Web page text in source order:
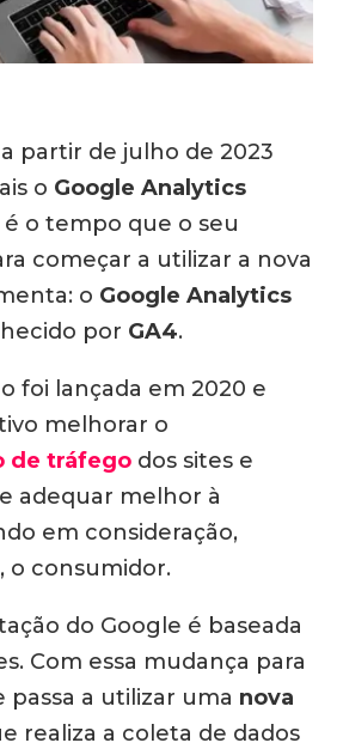
partir de julho de 2023
o Google Analytics
é o tempo que o seu
começar a utilizar a nova
o Google Analytics
por GA4.
foi lançada em 2020 e
melhorar o
de tráfego dos sites e
adequar melhor à
em consideração,
o consumidor.
do Google é baseada
Com essa mudança para
passa a utilizar uma nova
realiza a coleta de dados